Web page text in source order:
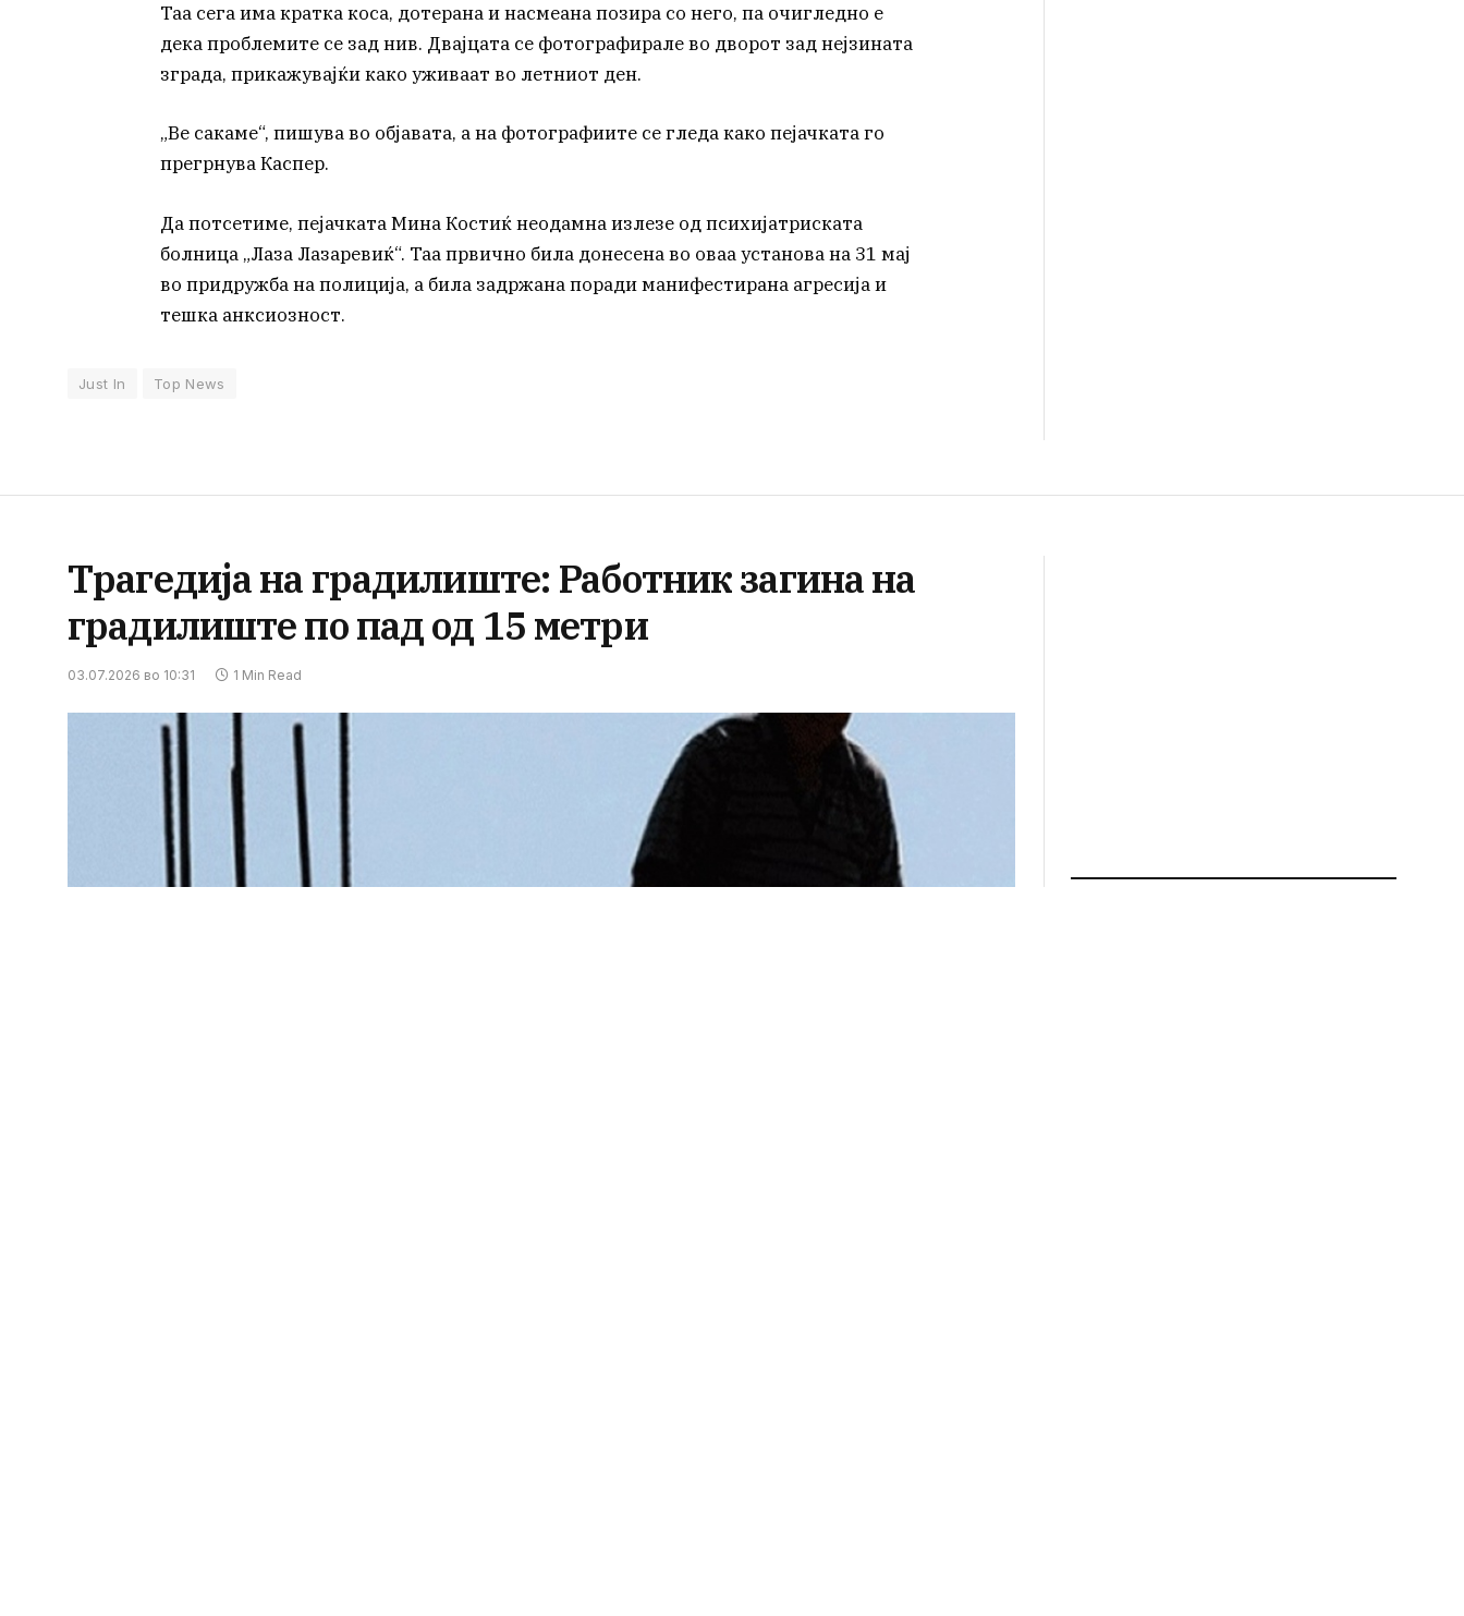
Таа сега има кратка коса, дотерана и насмеана позира со него, па очигледно е
дека проблемите се зад нив. Двајцата се фотографирале во дворот зад нејзината
зграда, прикажувајќи како уживаат во летниот ден.
„Ве сакаме“, пишува во објавата, а на фотографиите се гледа како пејачката го
прегрнува Каспер.
Да потсетиме, пејачката Мина Костиќ неодамна излезе од психијатриската
болница „Лаза Лазаревиќ“. Таа првично била донесена во оваа установа на 31 мај
во придружба на полиција, а била задржана поради манифестирана агресија и
тешка анксиозност.
Just In Top News
Трагедија на градилиште: Работник загина на
градилиште по пад од 15 метри
03.07.2026 во 10:31 1 Min Read